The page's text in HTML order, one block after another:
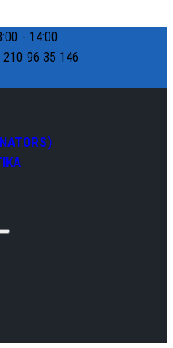
- 14:00
210 96 35 146